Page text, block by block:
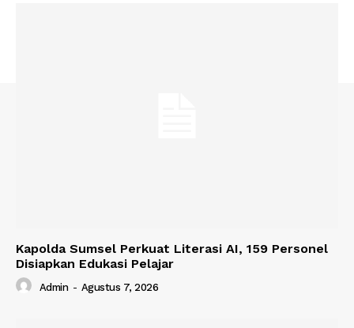
Kapolda Sumsel Perkuat Literasi AI, 159 Personel
Disiapkan Edukasi Pelajar
Admin - Agustus 7, 2026